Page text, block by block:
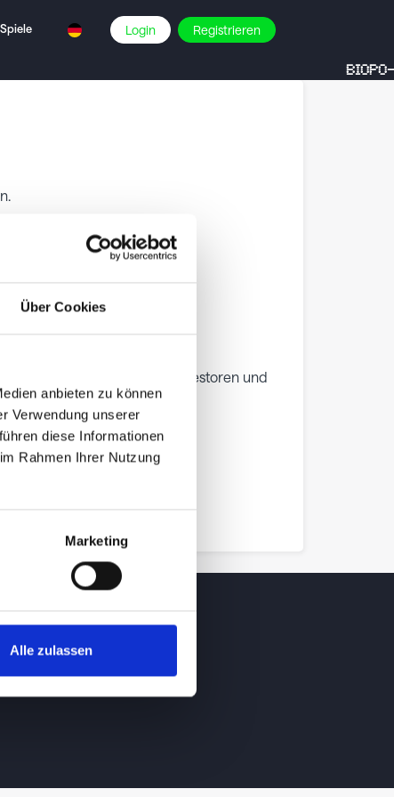
Über Cookies
anbieten zu können
Verwendung unserer
diese Informationen
Rahmen Ihrer Nutzung
Marketing
Alle zulassen
Spiele Login Registrieren
BIOPO-
für US-Aktien, die für Investoren und